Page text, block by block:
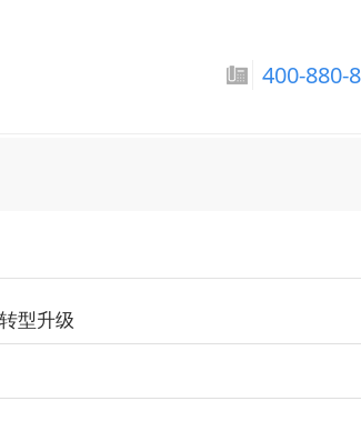
男子足球队-世
400-880-
型升级